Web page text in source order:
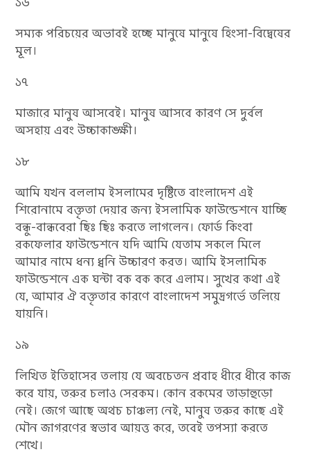
সম্যক পরিচয়ের অভাবই হচ্ছে মানুষে মানুষে হিংসা-বিদ্বেষের
মূল।
১৭
মাজারে মানুষ আসবেই। মানুষ আসবে কারণ সে দুর্বল
অসহায় এবং উচ্চাকাঙ্ক্ষী।
১৮
আমি যখন বললাম ইসলামের দৃষ্টিতে বাংলাদেশ এই
শিরোনামে বক্তৃতা দেয়ার জন্য ইসলামিক ফাউন্ডেশনে যাচ্ছি
বন্ধু-বান্ধবেরা ছিঃ ছিঃ করতে লাগলেন। ফোর্ড কিংবা
রকফেলার ফাউন্ডেশনে যদি আমি যেতাম সকলে মিলে
আমার নামে ধন্য ধ্বনি উচ্চারণ করত। আমি ইসলামিক
ফাউন্ডেশনে এক ঘন্টা বক বক করে এলাম। সুখের কথা এই
যে, আমার ঐ বক্তৃতার কারণে বাংলাদেশ সমুদ্রগর্ভে তলিয়ে
যায়নি।
১৯
লিখিত ইতিহাসের তলায় যে অবচেতন প্রবাহ ধীরে ধীরে কাজ
করে যায়, তরুর চলাও সেরকম। কোন রকমের তাড়াহুড়ো
নেই। জেগে আছে অথচ চাঞ্চল্য নেই, মানুষ তরুর কাছে এই
মৌন জাগরণের স্বভাব আয়ত্ত করে, তবেই তপস্যা করতে
শেখে।